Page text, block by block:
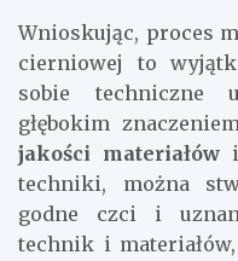
Wnioskując, proces
cierniowej to
sobie techniczne
głębokim
jakości materiałów
techniki, można
godne czci i
technik i